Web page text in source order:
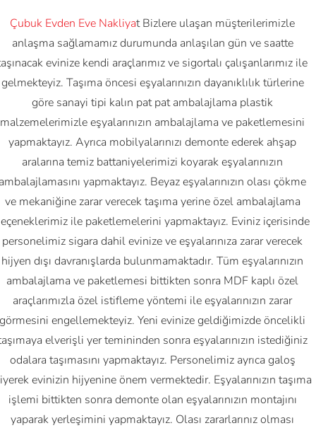
Çubuk Evden Eve Nakliyat Bizlere ulaşan müşterilerimizle
anlaşma sağlamamız durumunda anlaşılan gün ve saatte
evinize kendi araçlarımız ve sigortalı çalışanlarımız ile
gelmekteyiz. Taşıma öncesi eşyalarınızın dayanıklılık türlerine
göre sanayi tipi kalın pat pat ambalajlama plastik
malzemelerimizle eşyalarınızın ambalajlama ve paketlemesini
yapmaktayız. Ayrıca mobilyalarınızı demonte ederek ahşap
aralarına temiz battaniyelerimizi koyarak eşyalarınızın
yapmaktayız. Beyaz eşyalarınızın olası çökme
ve mekaniğine zarar verecek taşıma yerine özel ambalajlama
ile paketlemelerini yapmaktayız. Eviniz içerisinde
personelimiz sigara dahil evinize ve eşyalarınıza zarar verecek
hijyen dışı davranışlarda bulunmamaktadır. Tüm eşyalarınızın
ambalajlama ve paketlemesi bittikten sonra MDF kaplı özel
araçlarımızla özel istifleme yöntemi ile eşyalarınızın zarar
görmesini engellemekteyiz. Yeni evinize geldiğimizde öncelikli
elverişli yer temininden sonra eşyalarınızın istediğiniz
odalara taşımasını yapmaktayız. Personelimiz ayrıca galoş
evinizin hijyenine önem vermektedir. Eşyalarınızın taşıma
işlemi bittikten sonra demonte olan eşyalarınızın montajını
yaparak yerleşimini yapmaktayız. Olası zararlarınız olması